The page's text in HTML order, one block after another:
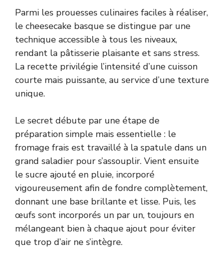
Parmi les prouesses culinaires faciles à réaliser,
le cheesecake basque se distingue par une
technique accessible à tous les niveaux,
rendant la pâtisserie plaisante et sans stress.
La recette privilégie l’intensité d’une cuisson
courte mais puissante, au service d’une texture
unique.
Le secret débute par une étape de
préparation simple mais essentielle : le
fromage frais est travaillé à la spatule dans un
grand saladier pour s’assouplir. Vient ensuite
le sucre ajouté en pluie, incorporé
vigoureusement afin de fondre complètement,
donnant une base brillante et lisse. Puis, les
œufs sont incorporés un par un, toujours en
mélangeant bien à chaque ajout pour éviter
que trop d’air ne s’intègre.